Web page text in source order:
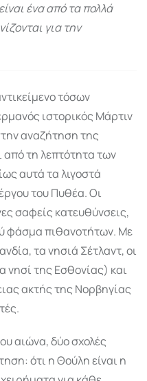
ένα από τα πολλά
για την
τόσων
ιστορικός Μάρτιν
αναζήτηση της
τη λεπτότητα των
αυτά τα λιγοστά
του Πυθέα. Οι
σαφείς κατευθύνσεις,
φάσμα πιθανοτήτων. Με
τα νησιά Σέτλαντ, οι
της Εσθονίας) και
ακτής της Νορβηγίας
αιώνα, δύο σχολές
ότι η Θούλη είναι η